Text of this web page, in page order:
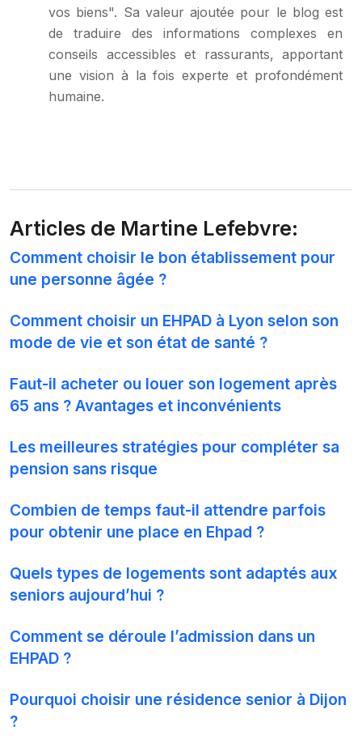
vos biens". Sa valeur ajoutée pour le blog est
de traduire des informations complexes en
conseils accessibles et rassurants, apportant
une vision à la fois experte et profondément
humaine.
Articles de Martine Lefebvre:
Comment choisir le bon établissement pour
une personne âgée ?
Comment choisir un EHPAD à Lyon selon son
mode de vie et son état de santé ?
Faut-il acheter ou louer son logement après
65 ans ? Avantages et inconvénients
Les meilleures stratégies pour compléter sa
pension sans risque
Combien de temps faut-il attendre parfois
pour obtenir une place en Ehpad ?
Quels types de logements sont adaptés aux
seniors aujourd’hui ?
Comment se déroule l’admission dans un
EHPAD ?
Pourquoi choisir une résidence senior à Dijon
?